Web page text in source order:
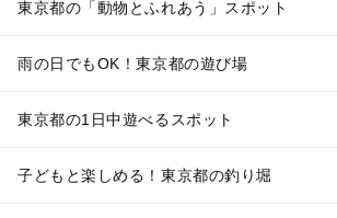
東京都の「動物とふれあう」スポット
雨の日でもOK！東京都の遊び場
東京都の1日中遊べるスポット
子どもと楽しめる！東京都の釣り堀